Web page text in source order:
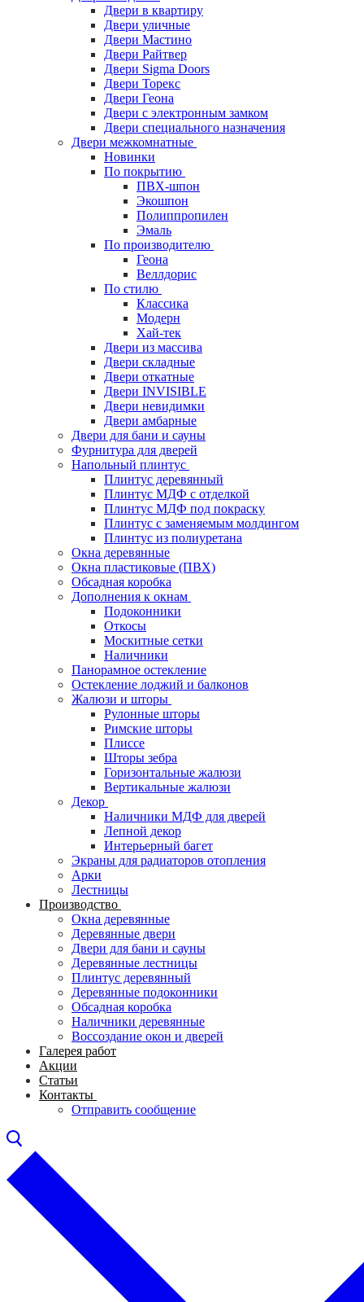
Двери в квартиру
Двери уличные
Двери Мастино
Двери Райтвер
Двери Sigma Doors
Двери Торекс
Двери Геона
Двери с электронным замком
Двери специального назначения
Двери межкомнатные
Новинки
По покрытию
ПВХ-шпон
Экошпон
Полиппропилен
Эмаль
По производителю
Геона
Веллдорис
По стилю
Классика
Модерн
Хай-тек
Двери из массива
Двери складные
Двери откатные
Двери INVISIBLE
Двери невидимки
Двери амбарные
Двери для бани и сауны
Фурнитура для дверей
Напольный плинтус
Плинтус деревянный
Плинтус МДФ с отделкой
Плинтус МДФ под покраску
Плинтус с заменяемым молдингом
Плинтус из полиуретана
Окна деревянные
Окна пластиковые (ПВХ)
Обсадная коробка
Дополнения к окнам
Подоконники
Откосы
Москитные сетки
Наличники
Панорамное остекление
Остекление лоджий и балконов
Жалюзи и шторы
Рулонные шторы
Римские шторы
Плиссе
Шторы зебра
Горизонтальные жалюзи
Вертикальные жалюзи
Декор
Наличники МДФ для дверей
Лепной декор
Интерьерный багет
Экраны для радиаторов отопления
Арки
Лестницы
Производство
Окна деревянные
Деревянные двери
Двери для бани и сауны
Деревянные лестницы
Плинтус деревянный
Деревянные подоконники
Обсадная коробка
Наличники деревянные
Воссоздание окон и дверей
Галерея работ
Акции
Статьи
Контакты
Отправить сообщение